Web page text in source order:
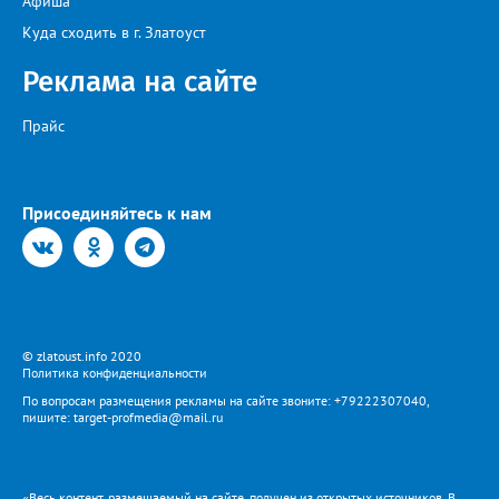
Представитель «Водоснабжения» уверяет: предприятие делает
всё возможное, «чтобы завершить восстановительные работы в
Когда будет восстановлена подача воды в дом №88 в
комментарии не уточняется.
Куда сходить в г. Златоуст
Реклама на сайте
Прайс
Присоединяйтесь к нам
© zlatoust.info 2020
Политика конфиденциальности
По вопросам размещения рекламы на сайте звоните: +79222307040,
пишите: target-profmedia@mail.ru